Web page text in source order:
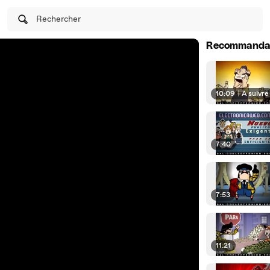
Rechercher
10:09 | À suivre
7:40
7:53
11:21